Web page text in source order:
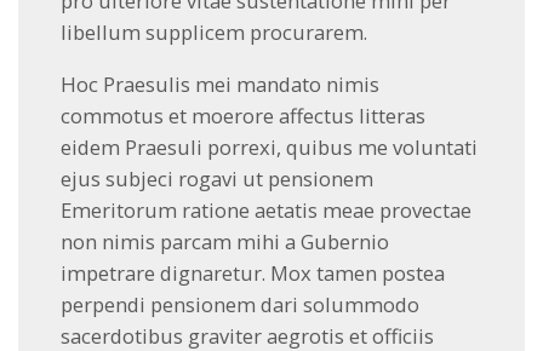
libellum supplicem procurarem.
Hoc Praesulis mei mandato nimis
commotus et moerore affectus litteras
eidem Praesuli porrexi, quibus me voluntati
ejus subjeci rogavi ut pensionem
Emeritorum ratione aetatis meae provectae
non nimis parcam mihi a Gubernio
impetrare dignaretur. Mox tamen postea
perpendi pensionem dari solummodo
sacerdotibus graviter aegrotis et officiis